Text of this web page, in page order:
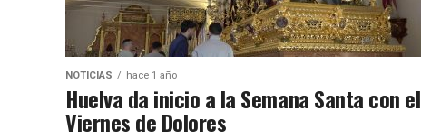
NOTICIAS hace 1 año
Huelva da inicio a la Semana Santa con el
Viernes de Dolores